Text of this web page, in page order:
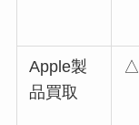
Apple製
品買取
△